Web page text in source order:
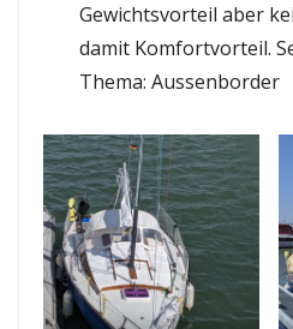
Gewichtsvorteil aber
damit Komfortvorteil.
Thema: Aussenborder